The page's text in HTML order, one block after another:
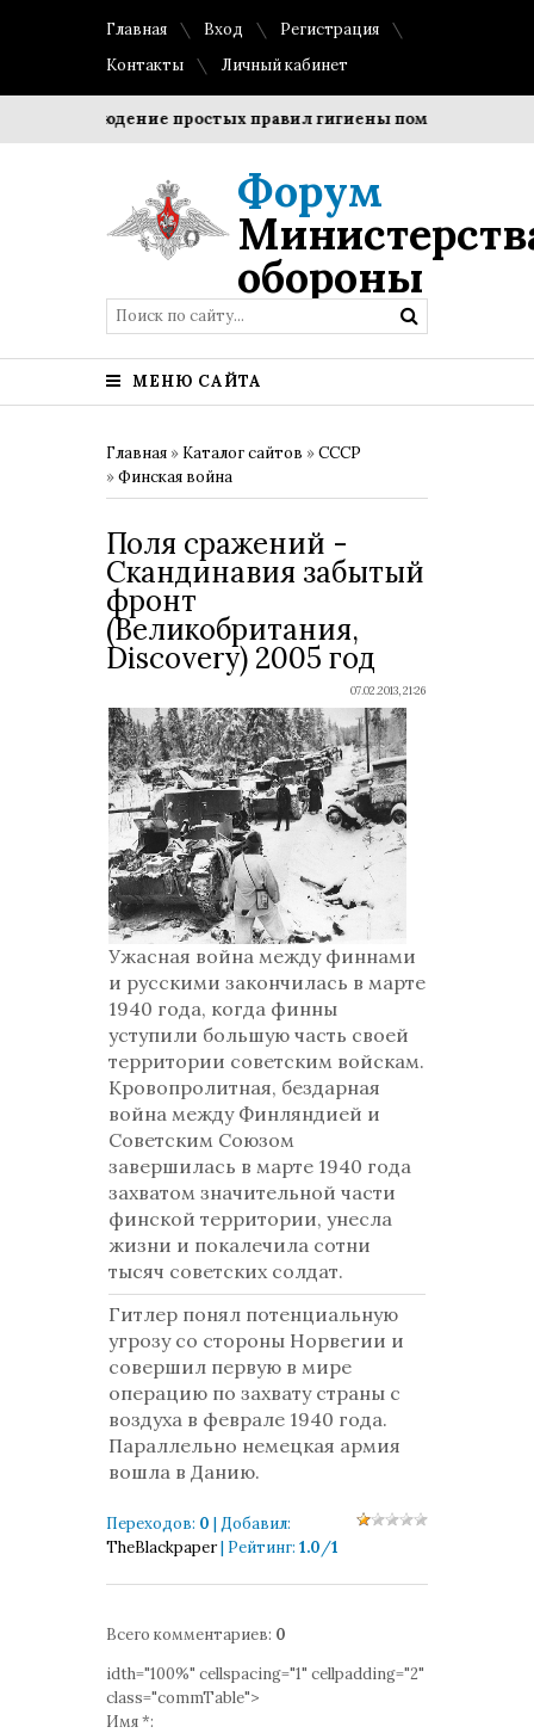
Главная Вход
Регистрация
Контакты
Личный кабинет
Соблюдение простых правил гигиены помогает
Форум
обороны
МЕНЮ САЙТА
Главная » Каталог сайтов »СССР
»Финская война
Поля сражений -
Скандинавия забытый
фронт
(Великобритания,
Discovery) 2005 год
07.02.2013, 21:26
Ужасная война между финнами
и русскими закончилась в марте
1940 года, когда финны
уступили большую часть своей
территории советским войскам.
Кровопролитная, бездарная
война между Финляндией и
Советским Союзом
завершилась в марте 1940 года
захватом значительной части
финской территории, унесла
жизни и покалечила сотни
тысяч советских солдат.
Гитлер понял потенциальную
угрозу со стороны Норвегии и
совершил первую в мире
операцию по захвату страны с
воздуха в феврале 1940 года.
Параллельно немецкая армия
вошла в Данию.
Переходов: 0 | Добавил:
TheBlackpaper| Рейтинг: 1.0/1
Всего комментариев: 0
idth="100%" cellspacing="1" cellpadding="2"
class="commTable">
Имя *: